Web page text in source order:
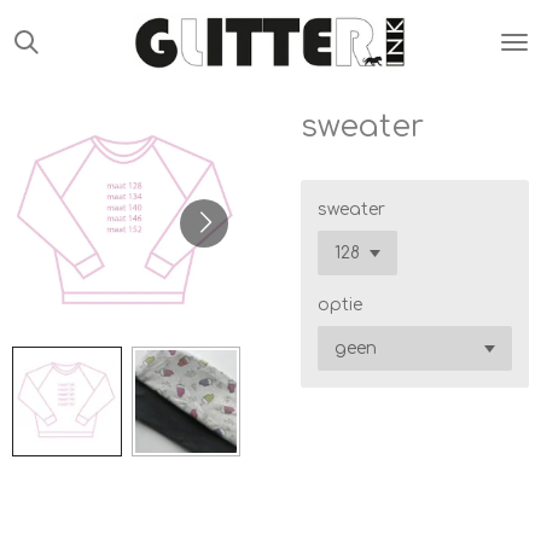
direct
sweater
sweater
optie